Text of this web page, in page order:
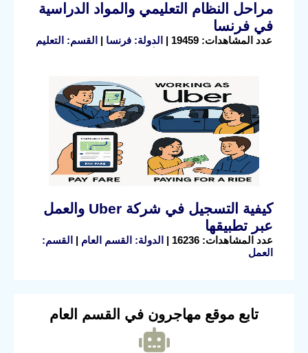
مراحل النظام التعليمي والمواد الدراسية
في فرنسا
عدد المشاهدات: 19459 | الدولة: فرنسا | القسم: التعليم
كيفية التسجيل في شركة Uber والعمل
عبر تطبيقها
عدد المشاهدات: 16236 | الدولة: القسم العام | القسم:
العمل
تابع موقع مهاجرون في القسم العام